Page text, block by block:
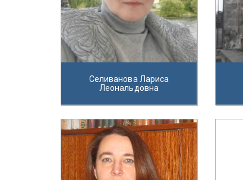
Селиванова Лариса
Леональдовна